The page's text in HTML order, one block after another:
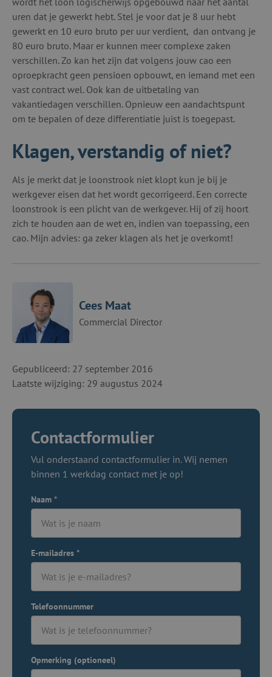
uren dat je gewerkt hebt. Stel je voor dat je 8 uur hebt
gewerkt en 10 euro bruto per uur verdient, dan ontvang je
80 euro bruto. Maar er kunnen meer complexe zaken
verschillen. Zo kan het zijn dat volgens jouw cao een
oproepkracht geen pensioen opbouwt, en iemand met een
vast contract wel. Ook kan de uitbetaling van
vakantiedagen verschillen. Opnieuw een aandachtspunt
om te bepalen of deze differentiatie juist is toegepast.
Klagen, verstandig of niet?
Als je merkt dat je loonstrook niet klopt kun je bij je
werkgever eisen dat het wordt gecorrigeerd. Een correcte
loonstrook is een plicht van de werkgever. Hij of zij hoort
zich te houden aan de wet en, indien van toepassing, een
cao. Mijn advies: ga zeker klagen als het je overkomt!
Cees Maat
Commercial Director
Gepubliceerd: 27 september 2016
Laatste wijziging: 29 augustus 2024
Contactformulier
Vul onderstaand contactformulier in. Wij nemen
binnen 1 werkdag contact met je op!
Naam *
E-mailadres *
Telefoonnummer
Opmerking (optioneel)